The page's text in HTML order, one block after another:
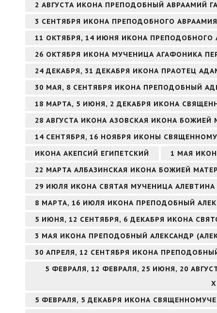
2 АВГУСТА ИКОНА ПРЕПОДОБНЫЙ АВРААМИЙ
3 СЕНТЯБРЯ ИКОНА ПРЕПОДОБНОГО
11 ОКТЯБРЯ, 14 ИЮНЯ ИКОНА ПРЕПОДОБНОГО
26 ОКТЯБРЯ ИКОНА МУЧЕНИЦА АГАФОНИКА
24 ДЕКАБРЯ, 31 ДЕКАБРЯ ИКОНА ПРАОТЕЦ
30 МАЯ, 8 СЕНТЯБРЯ ИКОНА ПРЕПОДОБНЫЙ
18 МАРТА, 5 ИЮНЯ, 2 ДЕКАБРЯ ИКОНА
28 АВГУСТА ИКОНА АЗОВСКАЯ ИКОНА БОЖИЕЙ
14 СЕНТЯБРЯ, 16 НОЯБРЯ ИКОНЫ
ИКОНА АКЕПСИЙ ЕГИПЕТСКИЙ
1 МАЯ
22 МАРТА АЛБАЗИНСКАЯ ИКОНА БОЖИЕЙ
29 ИЮЛЯ ИКОНА СВЯТАЯ МУЧЕНИЦА
8 МАРТА, 16 ИЮЛЯ ИКОНА ПРЕПОДОБНЫЙ
5 ИЮНЯ, 12 СЕНТЯБРЯ, 6 ДЕКАБРЯ ИКОНА
3 МАЯ ИКОНА ПРЕПОДОБНЫЙ АЛЕКСАНДР
30 АПРЕЛЯ, 12 СЕНТЯБРЯ ИКОНА
5 ФЕВРАЛЯ, 12 ФЕВРАЛЯ, 25 ИЮНЯ, 20
5 ФЕВРАЛЯ, 5 ДЕКАБРЯ ИКОНА